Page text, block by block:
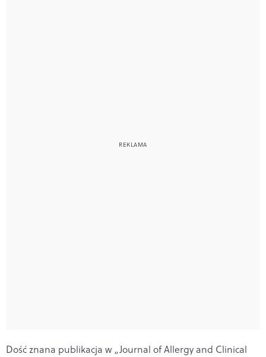
Dość znana publikacja w „Journal of Allergy and Clinical